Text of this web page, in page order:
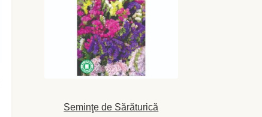
Seminţe de Sărăturică